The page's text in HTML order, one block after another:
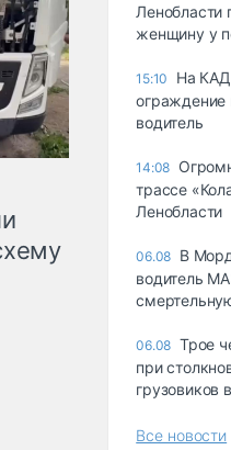
Ленобласти
женщину у
15:10
На
ограждение
водитель
14:08
трассе
Ленобласти
06.08 В
водитель
06.08 Трое
при
грузовиков
Все новости